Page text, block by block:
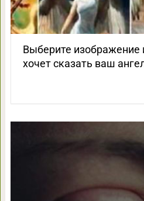
Выберите изображение
хочет сказать ваш